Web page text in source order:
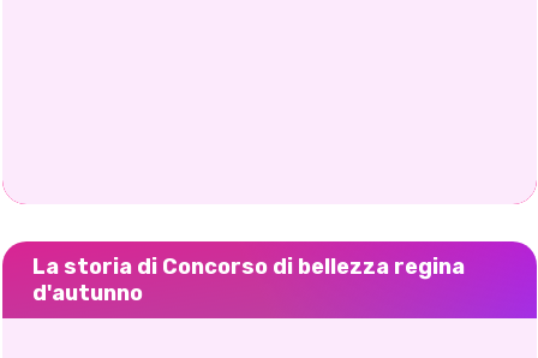
La storia di Concorso di bellezza regina
d'autunno